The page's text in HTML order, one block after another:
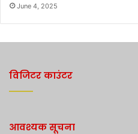
June 4, 2025
विजिटर काउंटर
आवश्यक सूचना